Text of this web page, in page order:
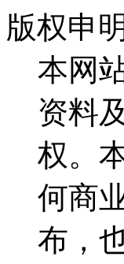
版权申明
本网
资料
权。
何商
布，